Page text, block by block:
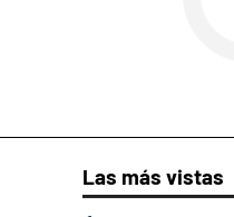
Las más vistas